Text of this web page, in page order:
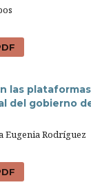
las
del gobierno
Eugenia Rodríguez